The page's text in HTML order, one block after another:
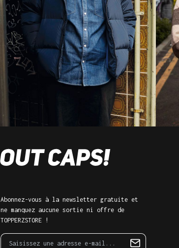
Abonnez-vous à la newsletter gratuite et
ne manquez aucune sortie ni offre de
TOPPERZSTORE !